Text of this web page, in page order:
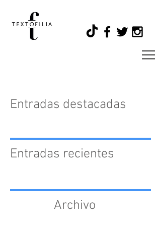
Entradas destacadas
Entradas recientes
Archivo